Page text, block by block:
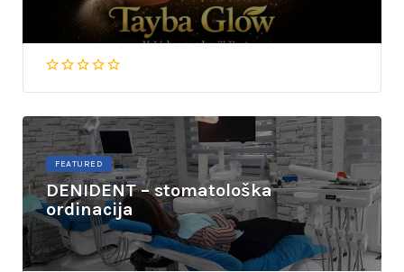
FEATURED
DENIDENT – stomatološka
ordinacija